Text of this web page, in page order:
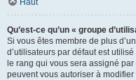
Haut
Qu’est-ce qu’un « groupe
Si vous êtes membre de plus
d’utilisateurs par défaut est
le rang qui vous sera assigné
peuvent vous autoriser à